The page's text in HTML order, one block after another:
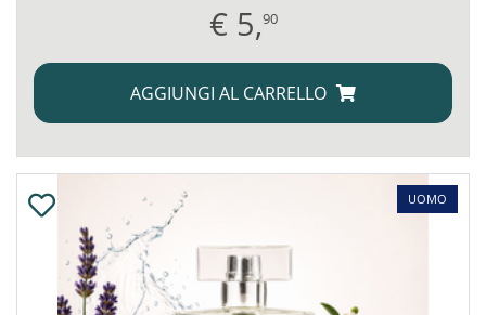
€ 5,90
AGGIUNGI AL CARRELLO
UOMO